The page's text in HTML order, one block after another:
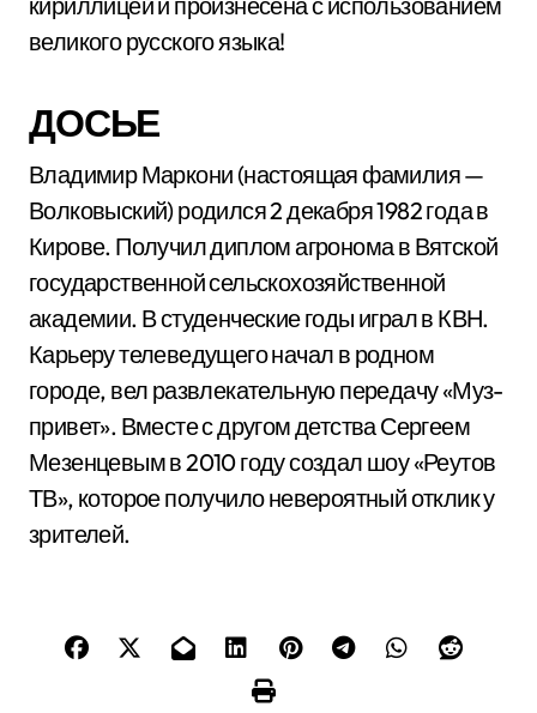
великого русского языка!
ДОСЬЕ
Владимир Маркони (настоящая фамилия —
Волковыский) родился 2 декабря 1982 года в
Кирове. Получил диплом агронома в Вятской
государственной сельскохозяйственной
академии. В студенческие годы играл в КВН.
Карьеру телеведущего начал в родном
городе, вел развлекательную передачу «Муз-
привет». Вместе с другом детства Сергеем
Мезенцевым в 2010 году создал шоу «Реутов
ТВ», которое получило невероятный отклик у
зрителей.